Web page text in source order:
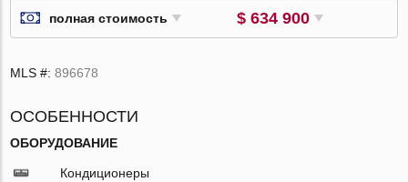
полная стоимость $ 634 900
MLS #:896678
ОСОБЕННОСТИ
ОБОРУДОВАНИЕ
Кондиционеры